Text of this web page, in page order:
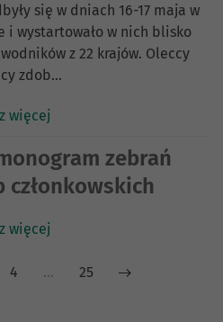
się w dniach 16-17 maja w
i wystartowało w nich blisko
z 22 krajów. Oleccy
zdob…
więcej
zebrań
członkowskich
więcej
4 … 25